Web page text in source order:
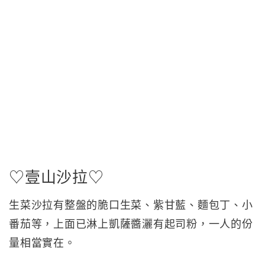
♡壹山沙拉♡
生菜沙拉有整盤的脆口生菜、紫甘藍、麵包丁、小
番茄等，上面已淋上凱薩醬灑有起司粉，一人的份
量相當實在。